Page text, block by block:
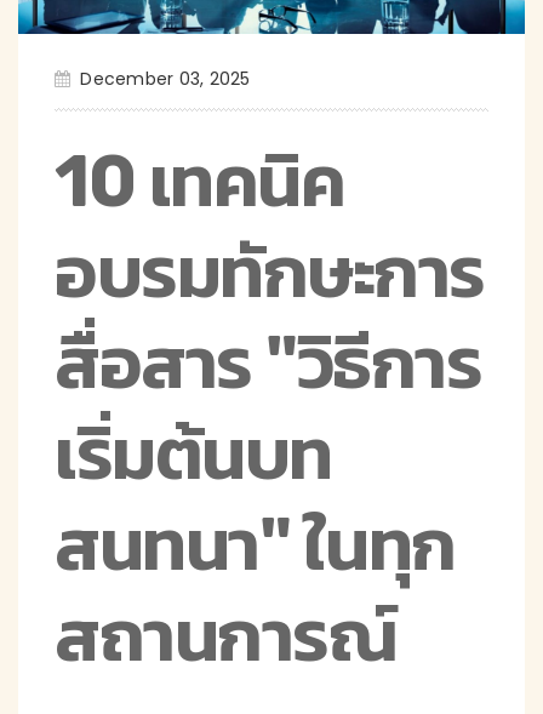
December 03, 2025
10 เทคนิค
อบรมทักษะการ
สื่อสาร "วิธีการ
เริ่มต้นบท
สนทนา" ในทุก
สถานการณ์